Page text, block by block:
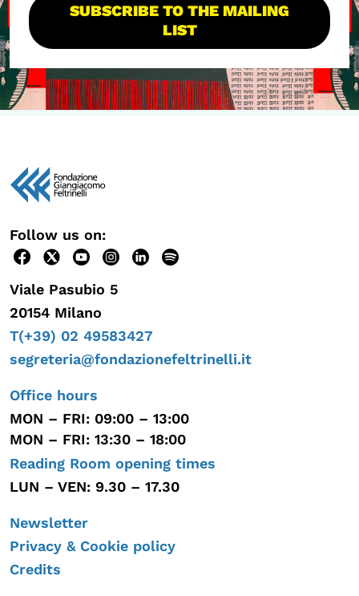
SUBSCRIBE TO THE MAILING
LIST
Follow us on:
Viale Pasubio 5
20154 Milano
T(+39) 02 49583427
segreteria@fondazionefeltrinelli.it
Office hours
MON – FRI: 09:00 – 13:00
MON – FRI: 13:30 – 18:00
Reading Room opening times
LUN – VEN: 9.30 – 17.30
Newsletter
Privacy & Cookie policy
Credits